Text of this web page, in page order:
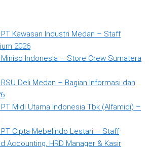
Kawasan Industri Medan – Staff
2026
Indonesia – Store Crew Sumatera
Deli Medan – Bagian Informasi dan
Midi Utama Indonesia Tbk (Alfamidi) –
Cipta Mebelindo Lestari – Staff
Accounting, HRD Manager & Kasir